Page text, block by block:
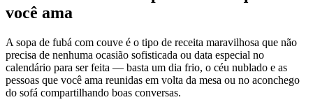
você ama
A sopa de fubá com couve é o tipo de receita maravilhosa que não
precisa de nenhuma ocasião sofisticada ou data especial no
calendário para ser feita — basta um dia frio, o céu nublado e as
pessoas que você ama reunidas em volta da mesa ou no aconchego
do sofá compartilhando boas conversas.